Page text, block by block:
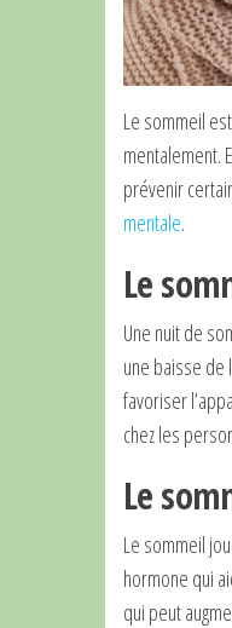
Le sommeil
mentalement.
prévenir
mentale.
Le
Une nuit de
une baisse de
favoriser
chez les
Le
Le sommeil
hormone qui
qui peut